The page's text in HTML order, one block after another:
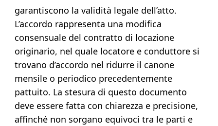
garantiscono la validità legale dell’atto.
L’accordo rappresenta una modifica
consensuale del contratto di locazione
originario, nel quale locatore e conduttore si
trovano d’accordo nel ridurre il canone
mensile o periodico precedentemente
pattuito. La stesura di questo documento
deve essere fatta con chiarezza e precisione,
affinché non sorgano equivoci tra le parti e